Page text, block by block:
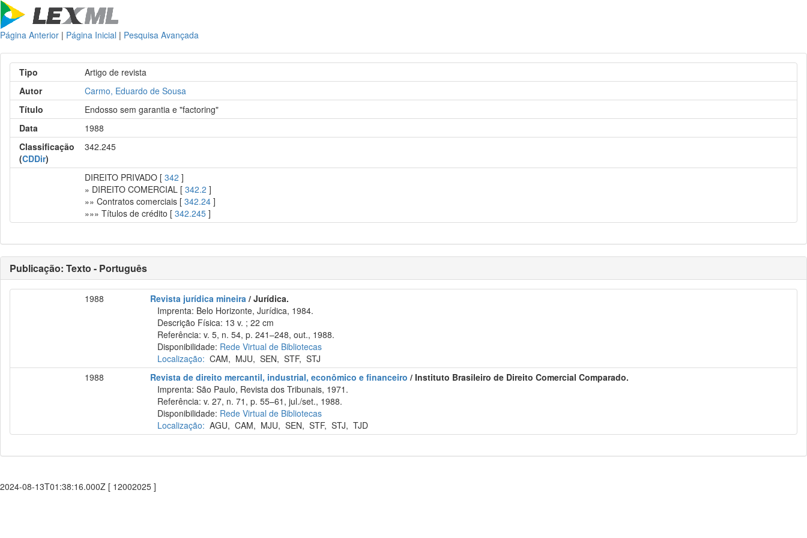
Página Anterior | Página Inicial | Pesquisa Avançada
Tipo
Artigo de revista
Autor
Carmo, Eduardo de Sousa
Título
Endosso sem garantia e "factoring"
Data
1988
Classificação
(CDDir)
342.245
DIREITO PRIVADO [342 ]
» DIREITO COMERCIAL [342.2 ]
»» Contratos comerciais [342.24 ]
»»» Títulos de crédito [342.245 ]
Publicação: Texto - Português
1988 Revista jurídica mineira / Jurídica.
Imprenta: Belo Horizonte, Jurídica, 1984.
Descrição Física: 13 v. ; 22 cm
Referência: v. 5, n. 54, p. 241–248, out., 1988.
Disponibilidade: Rede Virtual de Bibliotecas
Localização: CAM, MJU,SEN,STF,STJ
1988
Revista de direito mercantil, industrial, econômico e financeiro / Instituto Brasileiro de Direito Comercial Comparado.
Imprenta: São Paulo, Revista dos Tribunais, 1971.
Referência: v. 27, n. 71, p. 55–61, jul./set., 1988.
Disponibilidade: Rede Virtual de Bibliotecas
Localização: AGU,CAM, MJU,SEN,STF,STJ,TJD
2024-08-13T01:38:16.000Z [ 12002025 ]